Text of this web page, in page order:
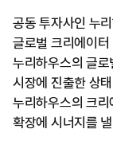
공동 투자사인 누
글로벌 크리에이터
누리하우스의 글
시장에 진출한 상
누리하우스의 크
확장에 시너지를